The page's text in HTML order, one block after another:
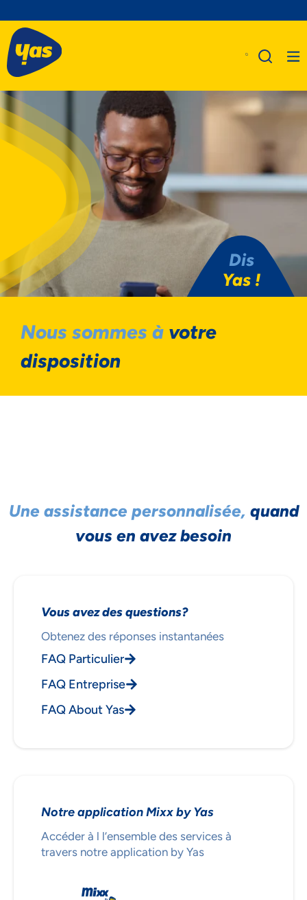
A Propos De Nous
Produits
Business
Assistance
Dis
Yas !
Nous sommes à votre
disposition
Une assistance personnalisée, quand
vous en avez besoin
Vous avez des questions?
Obtenez des réponses instantanées
FAQ Particulier
FAQ Entreprise
FAQ About Yas
Notre application Mixx by Yas
Accéder à l l’ensemble des services à
travers notre application by Yas